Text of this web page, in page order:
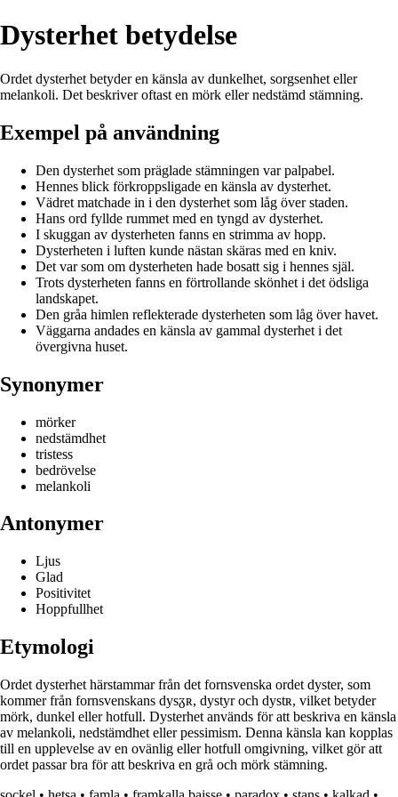
Dysterhet betydelse
Ordet dysterhet betyder en känsla av dunkelhet, sorgsenhet eller
melankoli. Det beskriver oftast en mörk eller nedstämd stämning.
Exempel på användning
Den dysterhet som präglade stämningen var palpabel.
Hennes blick förkroppsligade en känsla av dysterhet.
Vädret matchade in i den dysterhet som låg över staden.
Hans ord fyllde rummet med en tyngd av dysterhet.
I skuggan av dysterheten fanns en strimma av hopp.
Dysterheten i luften kunde nästan skäras med en kniv.
Det var som om dysterheten hade bosatt sig i hennes själ.
Trots dysterheten fanns en förtrollande skönhet i det ödsliga
landskapet.
Den gråa himlen reflekterade dysterheten som låg över havet.
Väggarna andades en känsla av gammal dysterhet i det
övergivna huset.
Synonymer
mörker
nedstämdhet
tristess
bedrövelse
melankoli
Antonymer
Ljus
Glad
Positivitet
Hoppfullhet
Etymologi
Ordet dysterhet härstammar från det fornsvenska ordet dyster, som
kommer från fornsvenskans dysᵹʀ, dystyr och dystʀ, vilket betyder
mörk, dunkel eller hotfull. Dysterhet används för att beskriva en känsla
av melankoli, nedstämdhet eller pessimism. Denna känsla kan kopplas
till en upplevelse av en ovänlig eller hotfull omgivning, vilket gör att
ordet passar bra för att beskriva en grå och mörk stämning.